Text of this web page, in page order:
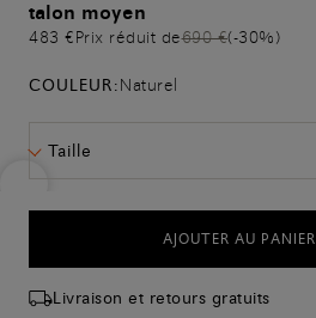
talon moyen
483 €Prix réduit de690 €(-30%)
COULEUR:Naturel
Taille
AJOUTER AU PANIER
Livraison et retours gratuits